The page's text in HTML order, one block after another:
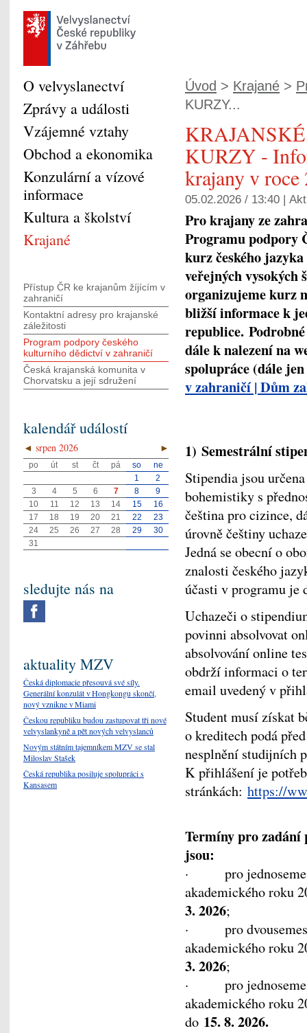
Úvod > Krajané >
KURZY...
KURZY -
krajany v roce
05.02.2026 / 13:40 |
Pro krajany ze
Programu podpory
kurz českého
veřejných
organizujeme kurz
bližší informace k
republice.
dále k nalezení na
spolupráce (dále
v zahraničí | Dům
1) Semestrální
Stipendia jsou
bohemistiky s
čeština pro cizince,
úrovně češtiny
Jedná se obecní o
znalosti českého
účasti v programu je
Uchazeči o
povinni absolvovat
absolvování online
obdrží informaci o
email uvedený v
Student musí získat
o kreditech podá
nesplnění studijních
K přihlášení je
stránkách: https://
Termíny pro zadání
jsou:
· pro
akademického roku
3. 2026;
· pro
akademického roku
3. 2026;
· pro
akademického roku
do 15. 8. 2026.
O velvyslanectví
Zprávy a události
Vzájemné vztahy
Obchod a ekonomika
Konzulární a vízové
informace
Kultura a školství
Krajané
Přístup ČR ke krajanům žíjícím v
zahraničí
Kontaktní adresy pro krajanské
záležitosti
Program podpory českého
kulturního dědictví v zahraničí
Česká krajanská komunita v
Chorvatsku a její sdružení
kalendář událostí
◄ ►
srpen 2026
po út st čt pá so
ne
1
2
3
4 5 6 7 8
9
10
11 12 13 14 15
16
17
18 19 20 21 22
23
24
25 26 27 28 29
30
31
sledujte nás na
aktuality MZV
Česká diplomacie přesouvá své síly.
Generální konzulát v Hongkongu skončí,
nový vznikne v Miami
Českou republiku budou zastupovat tři nové
velvyslankyně a pět nových velvyslanců
Novým státním tajemníkem MZV se stal
Miloslav Stašek
Česká republika posiluje spolupráci s
Kansasem